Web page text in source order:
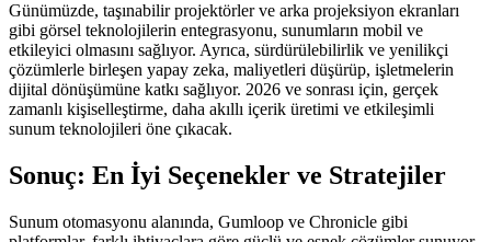
Günümüzde, taşınabilir projektörler ve arka projeksiyon ekranları
gibi görsel teknolojilerin entegrasyonu, sunumların mobil ve
etkileyici olmasını sağlıyor. Ayrıca, sürdürülebilirlik ve yenilikçi
çözümlerle birleşen yapay zeka, maliyetleri düşürüp, işletmelerin
dijital dönüşümüne katkı sağlıyor. 2026 ve sonrası için, gerçek
zamanlı kişiselleştirme, daha akıllı içerik üretimi ve etkileşimli
sunum teknolojileri öne çıkacak.
Sonuç: En İyi Seçenekler ve Stratejiler
Sunum otomasyonu alanında, Gumloop ve Chronicle gibi